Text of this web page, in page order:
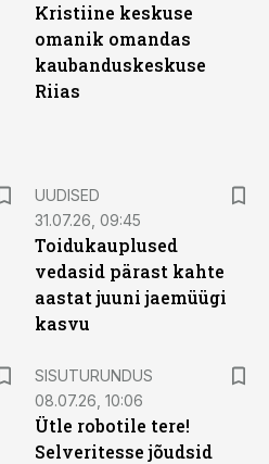
Kristiine keskuse
omanik omandas
kaubanduskeskuse
Riias
UUDISED
31.07.26, 09:45
Toidukauplused
vedasid pärast kahte
aastat juuni jaemüügi
kasvu
SISUTURUNDUS
08.07.26, 10:06
Ütle robotile tere!
Selveritesse jõudsid